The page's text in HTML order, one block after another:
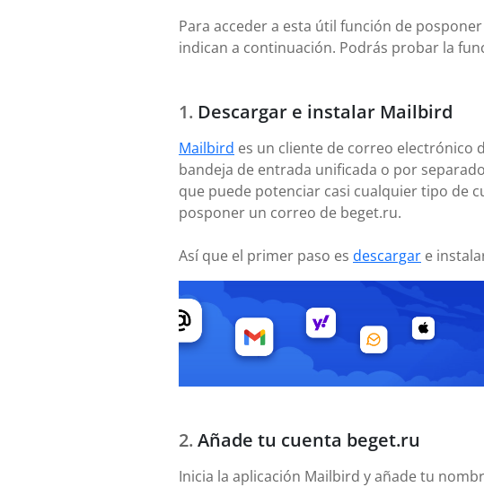
Para acceder a esta útil función de
indican a continuación. Podrás probar la
Descargar e instalar Mailbird
Mailbird es un cliente de correo electrónico
bandeja de entrada unificada o por
que puede potenciar casi cualquier tipo de
posponer un correo de beget.ru.
Así que el primer paso es descargar e
Añade tu cuenta beget.ru
Inicia la aplicación Mailbird y añade tu